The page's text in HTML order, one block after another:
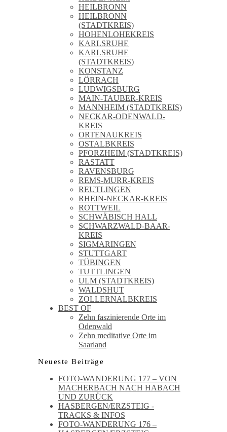
HEILBRONN
HEILBRONN
(STADTKREIS)
HOHENLOHEKREIS
KARLSRUHE
KARLSRUHE
(STADTKREIS)
KONSTANZ
LÖRRACH
LUDWIGSBURG
MAIN-TAUBER-KREIS
MANNHEIM (STADTKREIS)
NECKAR-ODENWALD-
KREIS
ORTENAUKREIS
OSTALBKREIS
PFORZHEIM (STADTKREIS)
RASTATT
RAVENSBURG
REMS-MURR-KREIS
REUTLINGEN
RHEIN-NECKAR-KREIS
ROTTWEIL
SCHWÄBISCH HALL
SCHWARZWALD-BAAR-
KREIS
SIGMARINGEN
STUTTGART
TÜBINGEN
TUTTLINGEN
ULM (STADTKREIS)
WALDSHUT
ZOLLERNALBKREIS
BEST OF
Zehn faszinierende Orte im
Odenwald
Zehn meditative Orte im
Saarland
Neueste Beiträge
FOTO-WANDERUNG 177 – VON
MACHERBACH NACH HABACH
UND ZURÜCK
HASBERGEN/ERZSTEIG -
TRACKS & INFOS
FOTO-WANDERUNG 176 –